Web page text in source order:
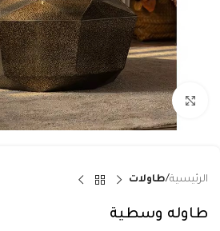
انقر للتكبير
الرئيسية طاولات
طاوله وسطية